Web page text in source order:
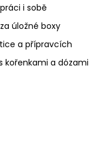
i sobě
úložné boxy
a přípravcích
kořenkami a dózami